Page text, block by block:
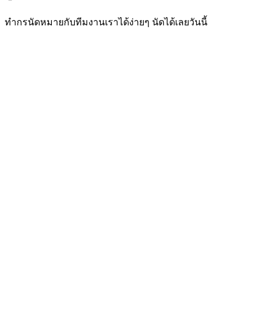
ทำกรนัดหมายกับทีมงานเราได้ง่ายๆ นัดได้เลยวันนี้